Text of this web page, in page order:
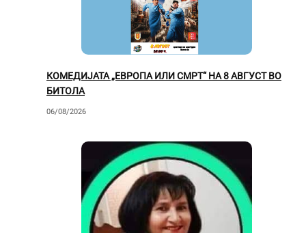
КОМЕДИЈАТА „ЕВРОПА ИЛИ СМРТ“ НА 8 АВГУСТ ВО
БИТОЛА
06/08/2026